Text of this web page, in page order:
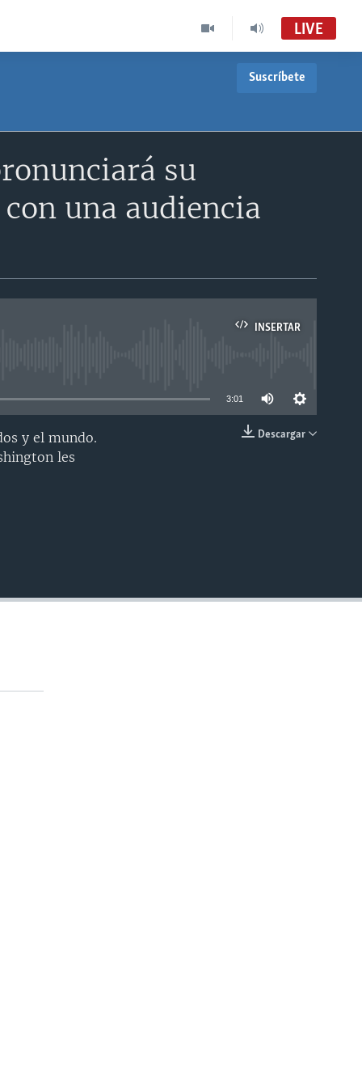
LIVE
Suscríbete
su
una audiencia
INSERTAR
3:01
Descargar
y el mundo.
les